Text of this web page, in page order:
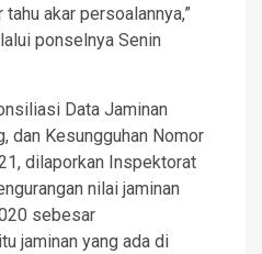
akar persoalannya,”
ponselnya Senin
Data Jaminan
dan Kesungguhan Nomor
dilaporkan Inspektorat
nilai jaminan
sebesar
jaminan yang ada di